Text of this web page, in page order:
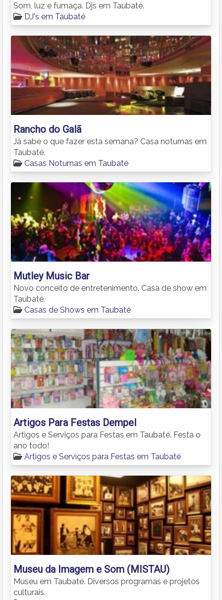
Som, luz e fumaça. Djs em Taubaté.
DJ's em Taubaté
Rancho do Galã
Já sabe o que fazer esta semana? Casa noturnas em
Taubaté.
Casas Noturnas em Taubaté
Mutley Music Bar
Novo conceito de entretenimento. Casa de show em
Taubaté.
Casas de Shows em Taubaté
Artigos Para Festas Dempel
Artigos e Serviços para Festas em Taubaté. Festa o
ano todo!
Artigos e Serviços para Festas em Taubaté
Museu da Imagem e Som (MISTAU)
Museu em Taubaté. Diversos programas e projetos
culturais.